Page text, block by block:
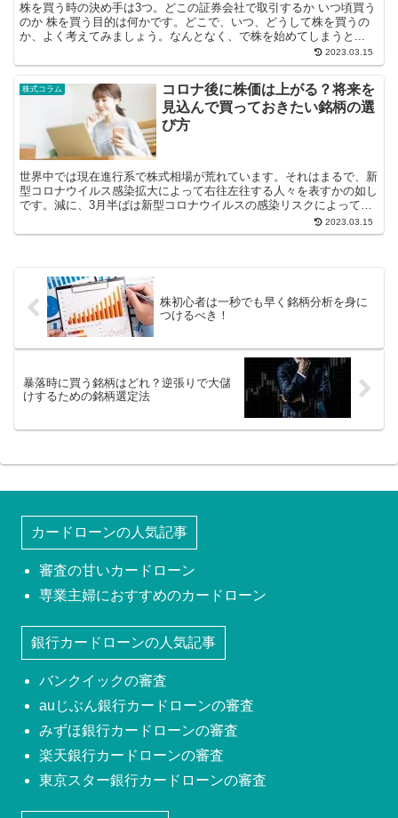
株を買う時の決め手は3つ。どこの証券会社で取引するか いつ頃買う
のか 株を買う目的は何かです。どこで、いつ、どうして株を買うの
か、よく考えてみましょう。なんとなく、で株を始めてしまうと...
2023.03.15
株式コラム
コロナ後に株価は上がる？将来を
見込んで買っておきたい銘柄の選
び方
世界中では現在進行系で株式相場が荒れています。それはまるで、新
型コロナウイルス感染拡大によって右往左往する人々を表すかの如し
です。減に、3月半ばは新型コロナウイルスの感染リスクによって、
2023.03.15
株初心者は一秒でも早く銘柄分析を身に
つけるべき！
暴落時に買う銘柄はどれ？逆張りで大儲
けするための銘柄選定法
カードローンの人気記事
審査の甘いカードローン
専業主婦におすすめのカードローン
銀行カードローンの人気記事
バンクイックの審査
auじぶん銀行カードローンの審査
みずほ銀行カードローンの審査
楽天銀行カードローンの審査
東京スター銀行カードローンの審査